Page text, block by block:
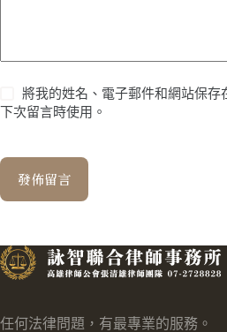
將我的姓名、電子郵件和網站保存
下次留言時使用。
發佈留言
任何法律問題，有最專業的服務。